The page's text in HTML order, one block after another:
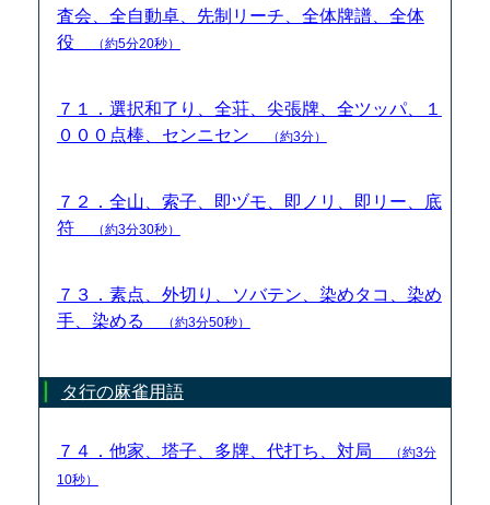
査会、全自動卓、先制リーチ、全体牌譜、全体
役
（約5分20秒）
７１．選択和了り、全荘、尖張牌、全ツッパ、１
０００点棒、センニセン
（約3分）
７２．全山、索子、即ヅモ、即ノリ、即リー、底
符
（約3分30秒）
７３．素点、外切り、ソバテン、染めタコ、染め
手、染める
（約3分50秒）
タ行の麻雀用語
７４．他家、塔子、多牌、代打ち、対局
（約3分
10秒）